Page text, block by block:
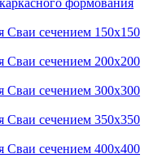
формования
сечением 150х150
сечением 200х200
сечением 300х300
сечением 350х350
сечением 400х400